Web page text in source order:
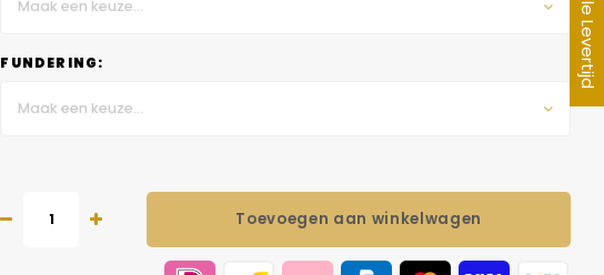
Maak een keuze...
FUNDERING:
Maak een keuze...
Toevoegen aan winkelwagen